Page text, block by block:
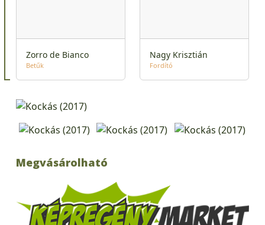
Zorro de Bianco
Betűk
Nagy Krisztián
Fordító
Megvásárolható